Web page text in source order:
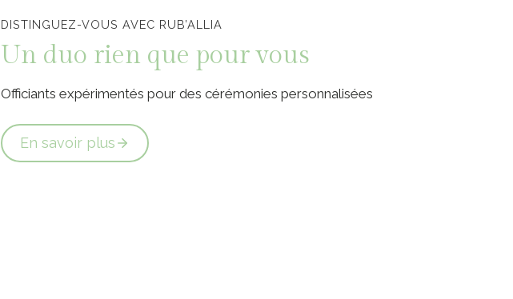
DISTINGUEZ-VOUS AVEC RUB’ALLIA
Un duo rien que pour vous
Officiants expérimentés pour des cérémonies personnalisées
En savoir plus